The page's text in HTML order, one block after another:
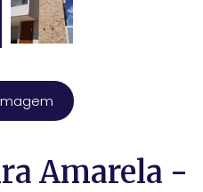
Amarela -